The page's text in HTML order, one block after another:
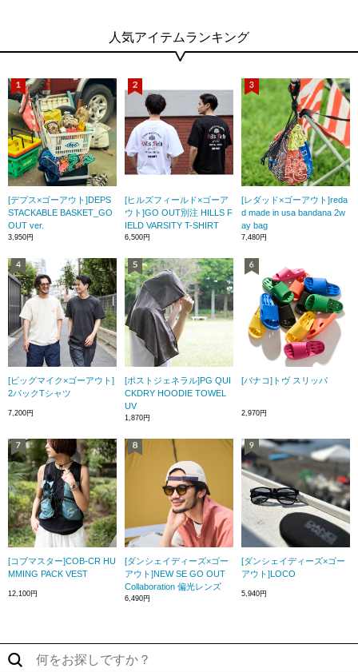
人気アイテムランキング
[デプス×ゴーアウト]DEPS
STACKABLE BASKET_GO
OUT ver.
3,950円
[ヒルズフィールド×ゴーア
ウト]GO OUT別注 HILLS F
IELD VARSITY T-SHIRT
6,500円
[レダッド×ゴーアウト]reda
d made in usa bandana 2w
ay bag
7,480円
[ビッグマイク×ゴーアウト]
2パックTシャツ
7,200円
[ポストジェネラル]PG QUI
CKDRY HOODIE TOWEL
UV
1,870円
[バナコ]トヴ スリッパ
2,970円
[コブマスター]COB-CR HU
MMING PACK VEST
12,100円
[ダンシェイディーズ×ゴー
アウト]NEW SE GO OUT
Collaboration 偏光レンズ
6,490円
[ダンシェイディーズ×ゴー
アウト]LOCO
5,940円